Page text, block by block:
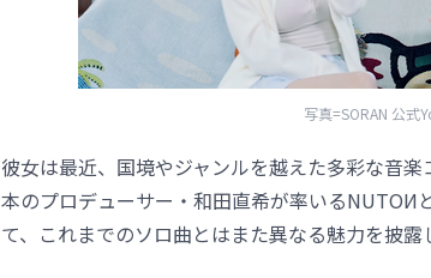
写真=SORAN 公式
彼女は最近、国境やジャンルを越えた多彩な音
本のプロデューサー・和田直希が率いるNUTOИ
て、これまでのソロ曲とはまた異なる魅力を披露